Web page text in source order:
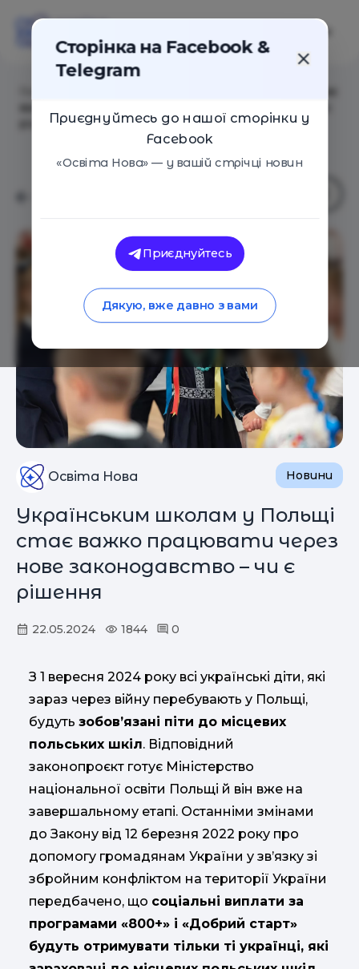
рішення
Освіта Нова Новини
Українським школам у Польщі
стає важко працювати через
нове законодавство – чи є
рішення
22.05.2024 1844 0
З 1 вересня 2024 року всі українські діти, які
зараз через війну перебувають у Польщі,
будуть зобов’язані піти до місцевих
польських шкіл. Відповідний
законопроєкт готує Міністерство
національної освіти Польщі й він вже на
завершальному етапі. Останніми змінами
до Закону від 12 березня 2022 року про
допомогу громадянам України у зв’язку зі
збройним конфліктом на території України
передбачено, що соціальні виплати за
програмами «800+» і «Добрий старт»
будуть отримувати тільки ті українці, які
Сторінка на Facebook &
Telegram
Приєднуйтесь до нашої сторінки у
Facebook
«Освіта Нова» — у вашій стрічці новин
Приєднуйтесь
Дякую, вже давно з вами